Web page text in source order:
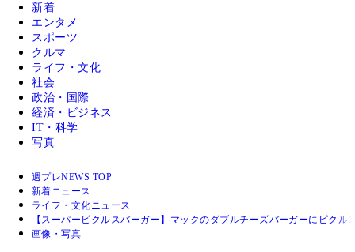
新着
エンタメ
スポーツ
クルマ
ライフ・文化
社会
政治・国際
経済・ビジネス
IT・科学
写真
週プレNEWS TOP
新着ニュース
ライフ・文化ニュース
【スーパーピクルスバーガー】マックのダブルチーズバーガーにピク
画像・写真